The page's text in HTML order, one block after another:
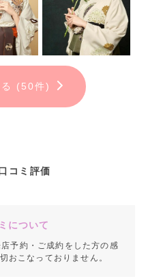
を！
る (50件)
コミ評価
について
予約・ご成約をした方の感
おこなっておりません。